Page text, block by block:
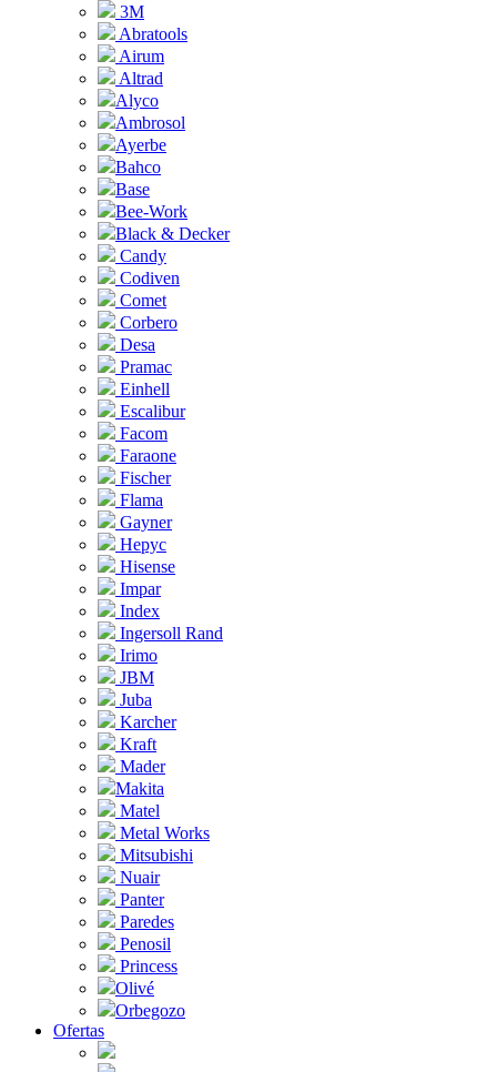
3M
Abratools
Airum
Altrad
Alyco
Ambrosol
Ayerbe
Bahco
Base
Bee-Work
Black & Decker
Candy
Codiven
Comet
Corbero
Desa
Pramac
Einhell
Escalibur
Facom
Faraone
Fischer
Flama
Gayner
Hepyc
Hisense
Impar
Index
Ingersoll Rand
Irimo
JBM
Juba
Karcher
Kraft
Mader
Makita
Matel
Metal Works
Mitsubishi
Nuair
Panter
Paredes
Penosil
Princess
Olivé
Orbegozo
Ofertas